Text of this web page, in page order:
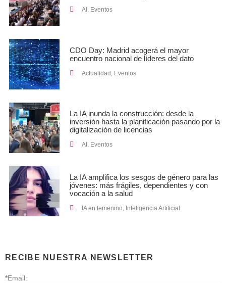
AI , Eventos
CDO Day: Madrid acogerá el mayor
encuentro nacional de líderes del dato
Actualidad, Eventos
La IA inunda la construcción: desde la
inversión hasta la planificación pasando por la
digitalización de licencias
AI , Eventos
La IA amplifica los sesgos de género para las
jóvenes: más frágiles, dependientes y con
vocación a la salud
IA en femenino, Inteligencia Artificial
RECIBE NUESTRA NEWSLETTER
*Email: